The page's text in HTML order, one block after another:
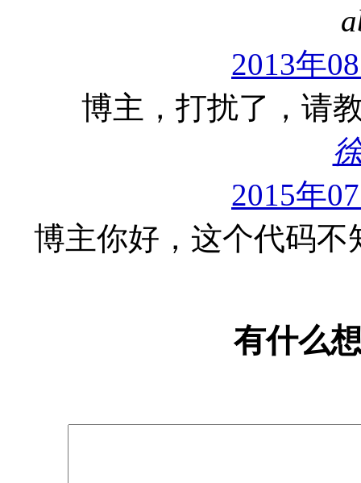
2013年
博主，打扰了，请
2015年
博主你好，这个代码
有什么